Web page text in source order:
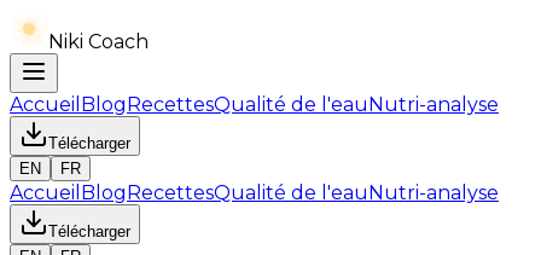
Niki Coach
Accueil BlogRecettesQualité de l'eauNutri-analyse
Télécharger
EN
FR
Accueil BlogRecettesQualité de l'eauNutri-analyse
Télécharger